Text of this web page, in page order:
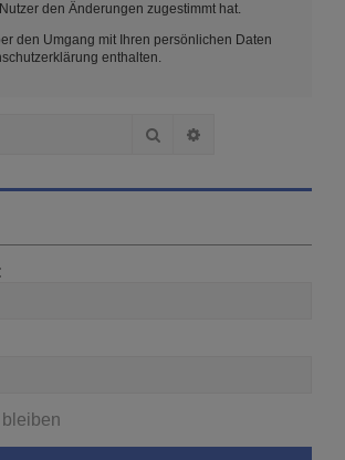
den Änderungen zugestimmt hat.
den Umgang mit Ihren persönlichen Daten
enthalten.
Suche